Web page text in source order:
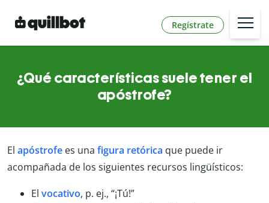
Regístrate
¿Qué características suele tener el
apóstrofe?
El apóstrofe es una figura retórica que puede ir
acompañada de los siguientes recursos lingüísticos:
El vocativo, p. ej., “¡Tú!”